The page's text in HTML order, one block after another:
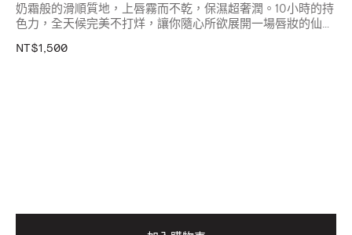
奶霜般的滑順質地，上唇霧而不乾，保濕超奢潤。10小時的持
色力，全天候完美不打烊，讓你隨心所欲展開一場唇妝的仙境
NT$1,500